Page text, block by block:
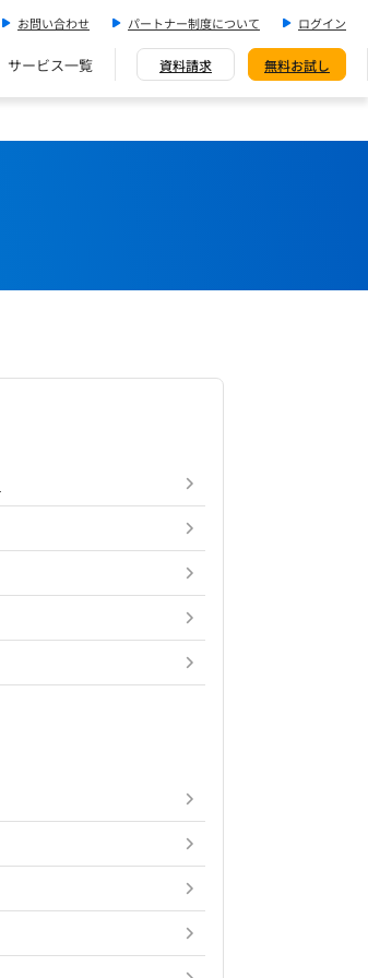
お問い合わせ パートナー制度について ログイン
サービス一覧 資料請求 無料お試し